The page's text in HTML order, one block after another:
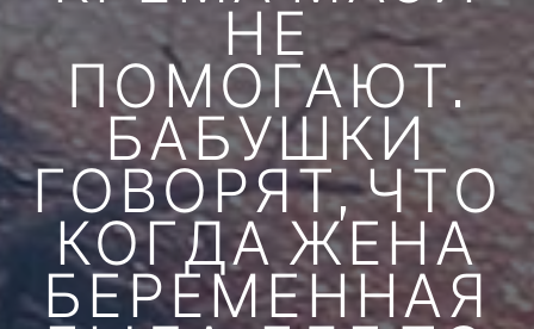
НЕ
ПОМОГАЮТ.
БАБУШКИ
ГОВОРЯТ, ЧТО
КОГДА ЖЕНА
БЕРЕМЕННАЯ